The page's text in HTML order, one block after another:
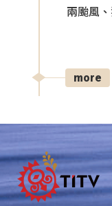
兩颱風
more